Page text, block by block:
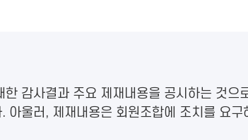
감사결과 주요 제재내용을 공시하는 것으
아울러, 제재내용은 회원조합에 조치를 요